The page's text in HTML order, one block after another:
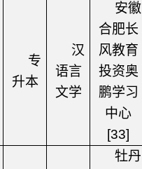
专
升本
汉
语言
文学
安徽
合肥长
风教育
投资奥
鹏学习
中心
[33]
牡丹